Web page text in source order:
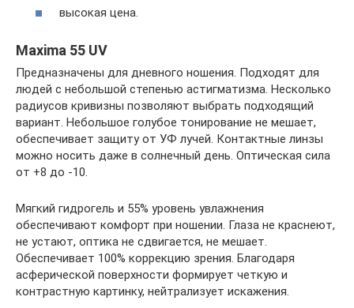
высокая цена.
Maxima 55 UV
Предназначены для дневного ношения. Подходят для
людей с небольшой степенью астигматизма. Несколько
радиусов кривизны позволяют выбрать подходящий
вариант. Небольшое голубое тонирование не мешает,
обеспечивает защиту от УФ лучей. Контактные линзы
можно носить даже в солнечный день. Оптическая сила
от +8 до -10.
Мягкий гидрогель и 55% уровень увлажнения
обеспечивают комфорт при ношении. Глаза не краснеют,
не устают, оптика не сдвигается, не мешает.
Обеспечивает 100% коррекцию зрения. Благодаря
асферической поверхности формирует четкую и
контрастную картинку, нейтрализует искажения.